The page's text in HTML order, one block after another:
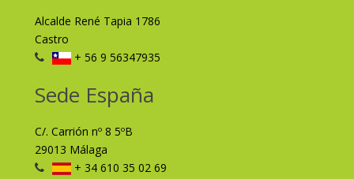
Alcalde René Tapia 1786
Castro
+ 56 9 56347935
Sede España
C/. Carrión nº 8 5ºB
29013 Málaga
+ 34 610 35 02 69